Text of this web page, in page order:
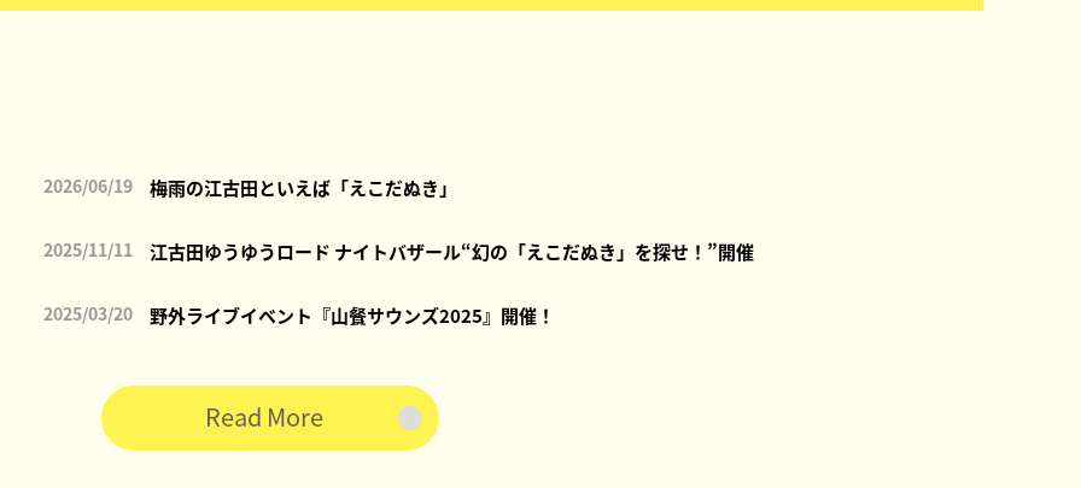
2026/06/19 梅雨の江古田といえば「えこだぬき」
2025/11/11 江古田ゆうゆうロード ナイトバザール“幻の「えこだぬき」を探せ！”開催
2025/03/20 野外ライブイベント『山餐サウンズ2025』開催！
Read More